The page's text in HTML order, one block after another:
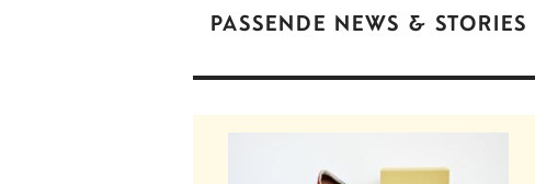
PASSENDE NEWS & STORIES